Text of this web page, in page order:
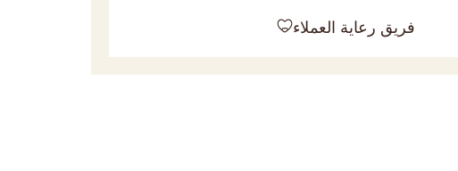
فريق رعاية العملاء